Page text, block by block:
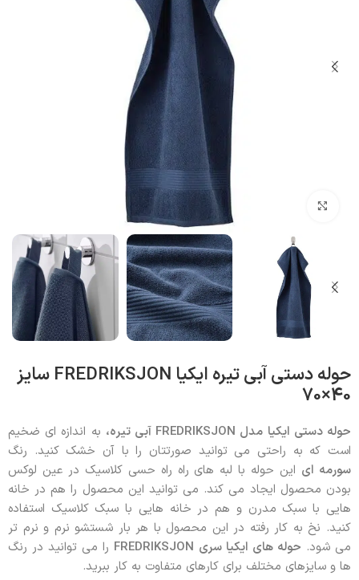
حوله دستی آبی تیره ایکیا FREDRIKSJON سایز
40×70
حوله دستی ایکیا مدل آبی تیره، به اندازه ای ضخیم
است که به راحتی می توانید صورتتان را با آن خشک کنید. رنگ
سورمه ای این حوله با لبه های راه راه حسی کلاسیک در عین لوکس
بودن محصول ایجاد می کند. می توانید این محصول را هم در خانه
هایی با سبک مدرن و هم در خانه هایی با سبک کلاسیک استفاده
کنید. نخ به کار رفته در این محصول با هر بار شستشو نرم و نرم تر
می شود. حوله های ایکیا سری FREDRIKSJON را می توانید در رنگ
ها و سایزهای مختلف برای کارهای متفاوت به کار ببرید.